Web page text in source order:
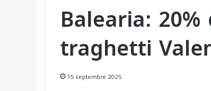
Balearia:
traghetti
15 septembre 2025